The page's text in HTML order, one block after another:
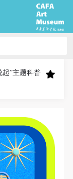
”主题科普
术学院美术馆
馆会员活
美术学院用
、网络及其
中国知识资
美术学院美
构和平台，
术学院美术馆
馆会员活
美术学院用
、网络及其
中国知识资
美术学院美
构和平台，
术学院美术馆
馆会员活
美术学院用
、网络及其
中国知识资
美术学院美
构和平台，